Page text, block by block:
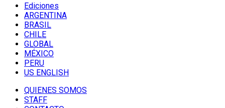
Ediciones
ARGENTINA
BRASIL
CHILE
GLOBAL
MÉXICO
PERU
US ENGLISH
QUIENES SOMOS
STAFF